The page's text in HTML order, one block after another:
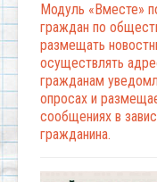
Модуль «Вместе»
граждан по
размещать
осуществлять
гражданам
опросах и
сообщениях в
гражданина.